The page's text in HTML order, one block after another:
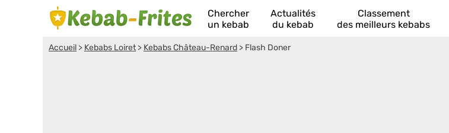
Chercher
un kebab
Actualités
du kebab
Classement
des meilleurs kebabs
Accueil > Kebabs Loiret> Kebabs Château-Renard > Flash Doner